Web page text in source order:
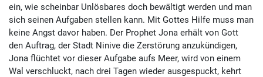
ein, wie scheinbar Unlös­bares doch bewältigt werden und man
sich seinen Auf­gaben stellen kann. Mit Gottes Hilfe muss man
keine Angst davor haben. Der Prophet Jona erhält von Gott
den Auftrag, der Stadt Ninive die Zerstörung anzukündigen,
Jona flüchtet vor dieser Aufgabe aufs Meer, wird von einem
Wal verschluckt, nach drei Tagen wieder aus­gespuckt, kehrt